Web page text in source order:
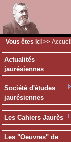
Vous êtes ici >> Accueil
Actualités
jaurésiennes
Société d'études
jaurésiennes
Les Cahiers Jaurès
Les "Oeuvres" de